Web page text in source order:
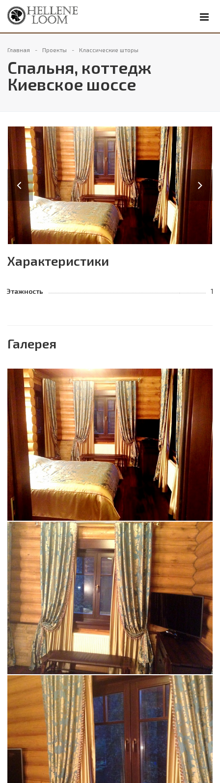
Главная Проекты Классические шторы
Спальня, коттедж
Киевское шоссе
Previous Next
Характеристики
Этажность 1
Галерея